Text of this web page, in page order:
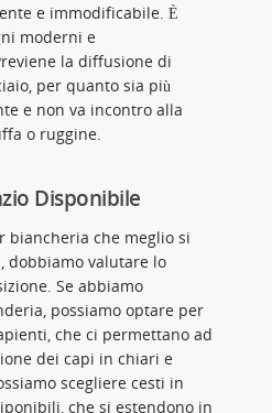
e immodificabile. È
moderni e
la diffusione di
per quanto sia più
e non va incontro alla
o ruggine.
Disponibile
biancheria che meglio si
dobbiamo valutare lo
Se abbiamo
possiamo optare per
che ci permettano ad
dei capi in chiari e
scegliere cesti in
che si estendono in